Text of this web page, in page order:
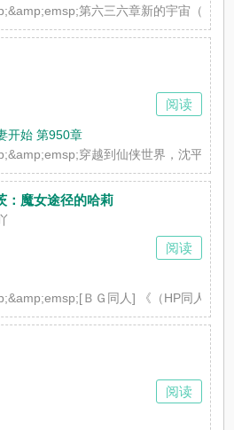
第六三六章新的宇宙（大
开始 第950章
穿越到仙侠世界，沈平如
阅读
：魔女途径的哈莉
ＢＧ同人] 《（HP同人
阅读
阅读